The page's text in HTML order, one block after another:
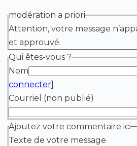
modération a priori
Attention, votre message
et approuvé.
Qui êtes-vous ?
Nom
connecter]
Courriel (non publié)
Ajoutez votre commentaire ici
Texte de votre message